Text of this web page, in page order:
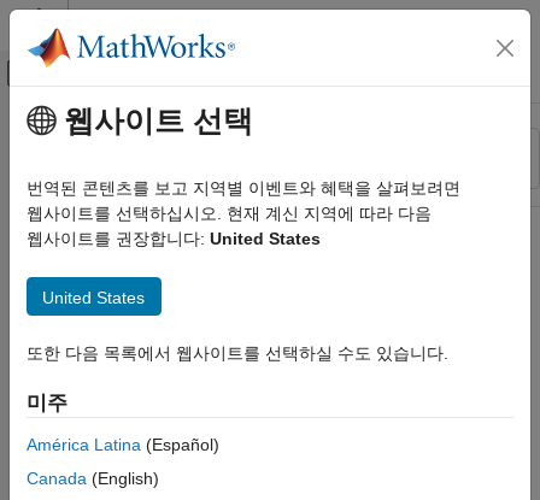
콘텐츠로 바로 가기
오프캔버스 탐색 메뉴 토글
리소스
상태
주요 콘텐츠
웹사이트 선택
번역된 콘텐츠를 보고 지역별 이벤트와 혜택을 살펴보려면
웹사이트를 선택하십시오. 현재 계신 지역에 따라 다음
웹사이트를 권장합니다: United States
United States
또한 다음 목록에서 웹사이트를 선택하실 수도 있습니다.
미주
América Latina (Español)
Canada (English)